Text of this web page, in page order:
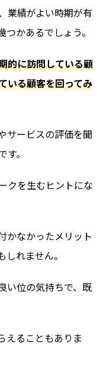
業績がよい時期が有
つかあるでしょう。
的に訪問している顧
いる顧客を回ってみ
サービスの評価を聞
。
クを生むヒントにな
かなかったメリット
れません。
い位の気持ちで、既
えることもありま